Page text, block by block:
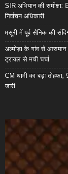
SIR अभियान की
निर्वाचन अधिकारी
मसूरी में पूर्व सैनिक की
अल्मोड़ा के गांव से आसमान
ट्रायल से मची चर्चा
CM धामी का बड़ा
जारी